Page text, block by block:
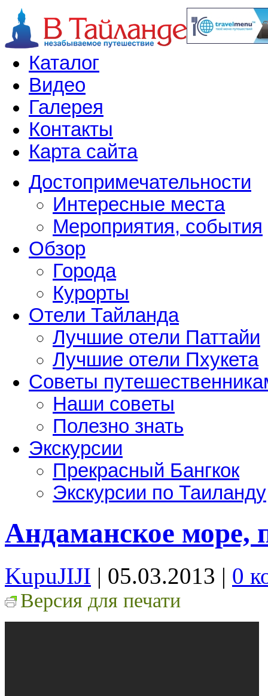
Каталог
Видео
Галерея
Контакты
Карта сайта
Достопримечательности
Интересные места
Мероприятия, события
Обзор
Города
Курорты
Отели Тайланда
Лучшие отели Паттайи
Лучшие отели Пхукета
Советы
Наши советы
Полезно знать
Экскурсии
Прекрасный Бангкок
Экскурсии по Таиланду
Андаманское море,
KupuJIJI | 05.03.2013 | 0
Версия для печати